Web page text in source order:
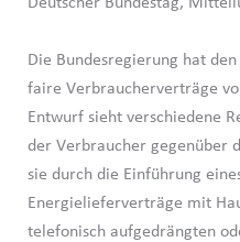
Die Bundesregierung hat
faire Verbraucherverträge
Entwurf sieht verschiedene
der Verbraucher gegenüber
sie durch die Einführung
Energielieferverträge mit
telefonisch aufgedrängten